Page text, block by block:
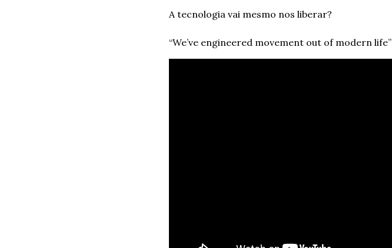
A tecnologia vai mesmo nos liberar?
“We’ve engineered movement out of modern life”